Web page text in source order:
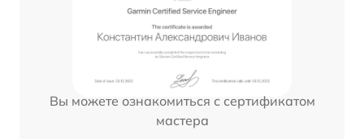
Вы можете ознакомиться с сертификатом
мастера